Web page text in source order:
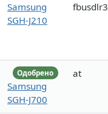
Samsung
SGH-J210
fbusdlr3
Одобрено
Samsung
SGH-J700
at